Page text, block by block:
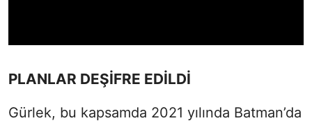
PLANLAR DEŞİFRE EDİLDİ
Gürlek, bu kapsamda 2021 yılında Batman’da